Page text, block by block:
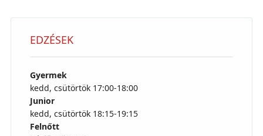
EDZÉSEK
Gyermek
kedd, csütörtök 17:00-18:00
Junior
kedd, csütörtök 18:15-19:15
Felnőtt